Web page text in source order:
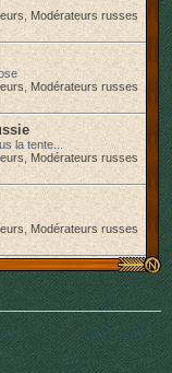
Modérateurs russes
Modérateurs russes
la tente...
Modérateurs russes
, Modérateurs russes